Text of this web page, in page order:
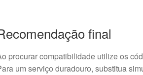
final
procurar compatibilidade utilize os
um serviço duradouro, substitua